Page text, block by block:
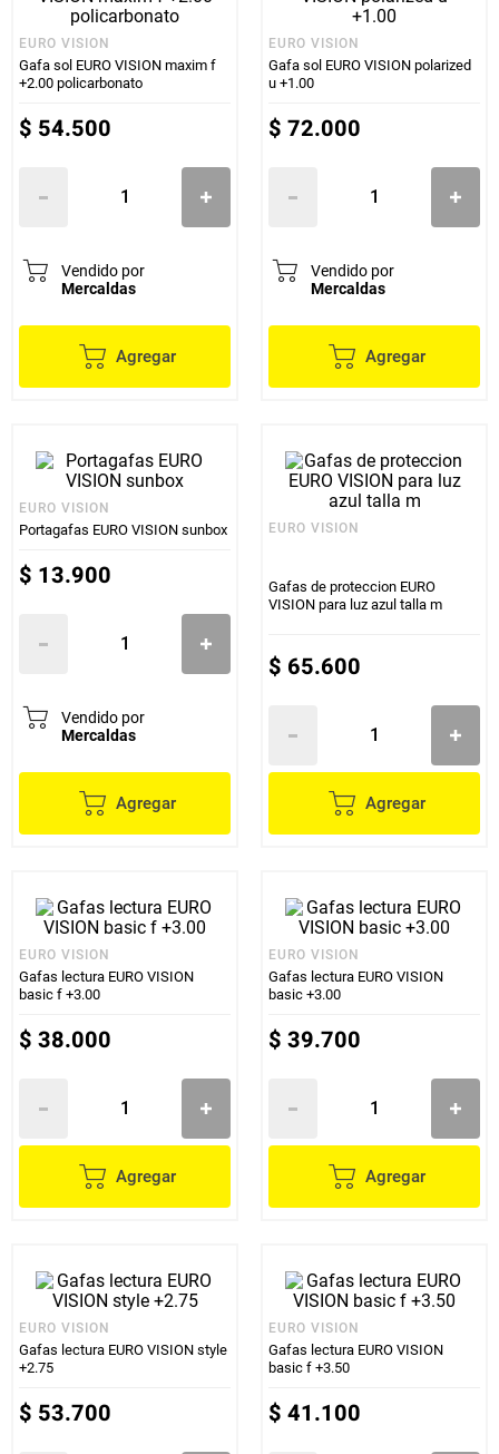
EURO VISION
Gafa sol EURO VISION maxim f
+2.00 policarbonato
$ 54.500
Vendido por
Mercaldas
Agregar
EURO VISION
Gafa sol EURO VISION polarized
u +1.00
$ 72.000
Vendido por
Mercaldas
Agregar
EURO VISION
Portagafas EURO VISION sunbox
$ 13.900
Vendido por
Mercaldas
Agregar
EURO VISION
Gafas de proteccion EURO
VISION para luz azul talla m
$ 65.600
Agregar
EURO VISION
Gafas lectura EURO VISION
basic f +3.00
$ 38.000
Agregar
EURO VISION
Gafas lectura EURO VISION
basic +3.00
$ 39.700
Agregar
EURO VISION
Gafas lectura EURO VISION style
+2.75
$ 53.700
EURO VISION
Gafas lectura EURO VISION
basic f +3.50
$ 41.100